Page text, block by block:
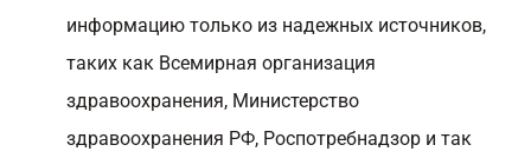
информацию только из надежных источников,
таких как Всемирная организация
здравоохранения, Министерство
здравоохранения РФ, Роспотребнадзор и так